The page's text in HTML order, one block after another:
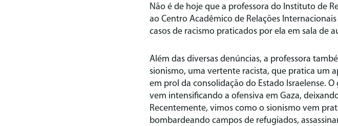
Não é de hoje que a professora do Instituto de
ao Centro Acadêmico de Relações
casos de racismo praticados por ela em sala de
Além das diversas denúncias, a professora
sionismo, uma vertente racista, que pratica um
em prol da consolidação do Estado Israelense.
vem intensificando a ofensiva em Gaza,
Recentemente, vimos como o sionismo vem
bombardeando campos de refugiados,